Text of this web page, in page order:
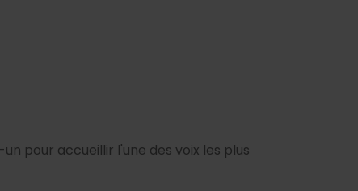
pour accueillir l'une des voix les plus